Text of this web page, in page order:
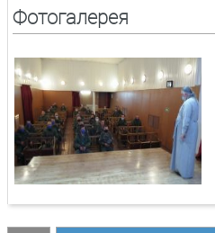
Фотогалерея